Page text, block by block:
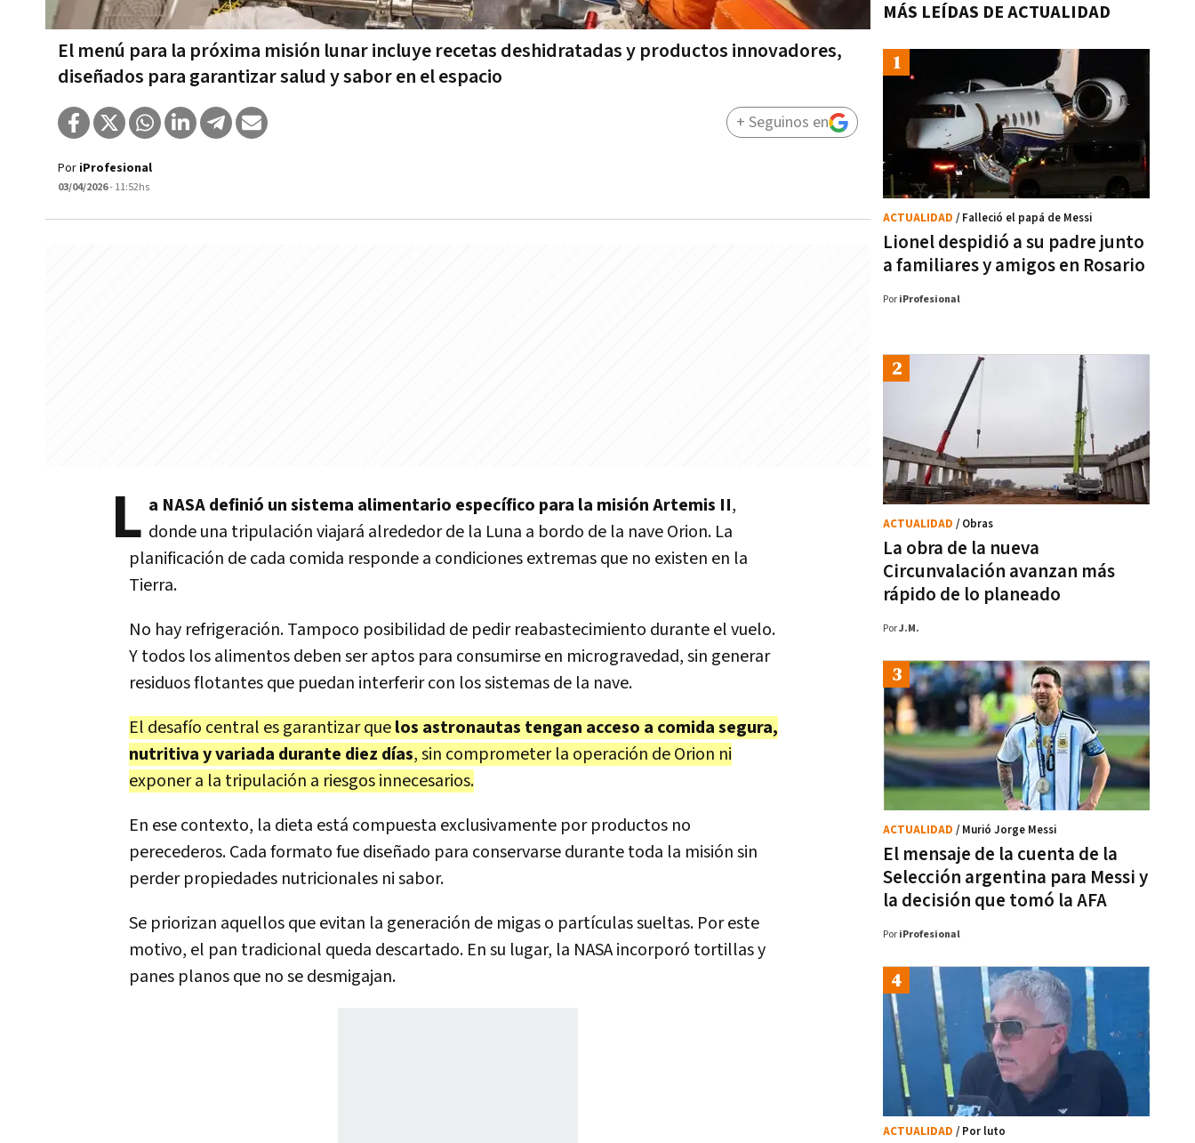
El menú para la próxima misión lunar incluye recetas deshidratadas y productos innovadores,
diseñados para garantizar salud y sabor en el espacio
Por iProfesional
03/04/2026- 11:52hs
+ Seguinos en
L a NASA definió un sistema alimentario específico para la misión Artemis II,
donde una tripulación viajará alrededor de la Luna a bordo de la nave Orion. La
planificación de cada comida responde a condiciones extremas que no existen en la
Tierra.
No hay refrigeración. Tampoco posibilidad de pedir reabastecimiento durante el vuelo.
Y todos los alimentos deben ser aptos para consumirse en microgravedad, sin generar
residuos flotantes que puedan interferir con los sistemas de la nave.
El desafío central es garantizar quelos astronautas tengan acceso a comida segura,
nutritiva y variada durante diez días, sin comprometer la operación de Orion ni
exponer a la tripulación a riesgos innecesarios.
En ese contexto, la dieta está compuesta exclusivamente por productos no
perecederos. Cada formato fue diseñado para conservarse durante toda la misión sin
perder propiedades nutricionales ni sabor.
Se priorizan aquellos que evitan la generación de migas o partículas sueltas. Por este
motivo, el pan tradicional queda descartado. En su lugar, la NASA incorporó tortillas y
panes planos que no se desmigajan.
MÁS LEÍDAS DE ACTUALIDAD
Lionel despidió a su padre junto
a familiares y amigos en Rosario
ACTUALIDAD / Falleció el papá de Messi
Por iProfesional
La obra de la nueva
Circunvalación avanzan más
rápido de lo planeado
ACTUALIDAD / Obras
PorJ.M.
El mensaje de la cuenta de la
Selección argentina para Messi y
la decisión que tomó la AFA
ACTUALIDAD / Murió Jorge Messi
Por iProfesional
ACTUALIDAD / Por luto